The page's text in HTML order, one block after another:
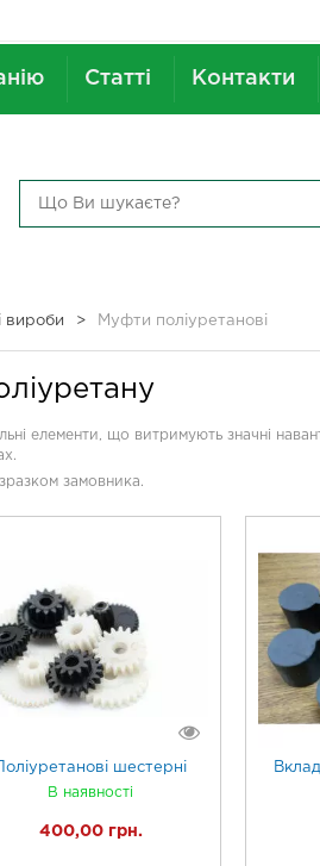
Статті Контакти
вироби > Муфти поліуретанові
елементи, що витримують значні
замовника.
Поліуретанові шестерні
В наявності
400,00 грн.